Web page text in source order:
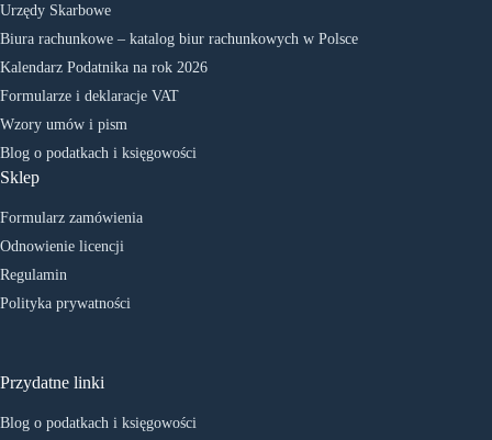
Urzędy Skarbowe
Biura rachunkowe – katalog biur rachunkowych w Polsce
Kalendarz Podatnika na rok 2026
Formularze i deklaracje VAT
Wzory umów i pism
Blog o podatkach i księgowości
Sklep
Formularz zamówienia
Odnowienie licencji
Regulamin
Polityka prywatności
Przydatne linki
Blog o podatkach i księgowości